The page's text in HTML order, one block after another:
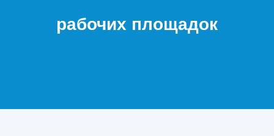
рабочих площадок